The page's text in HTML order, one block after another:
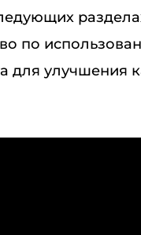
по
для улучшения